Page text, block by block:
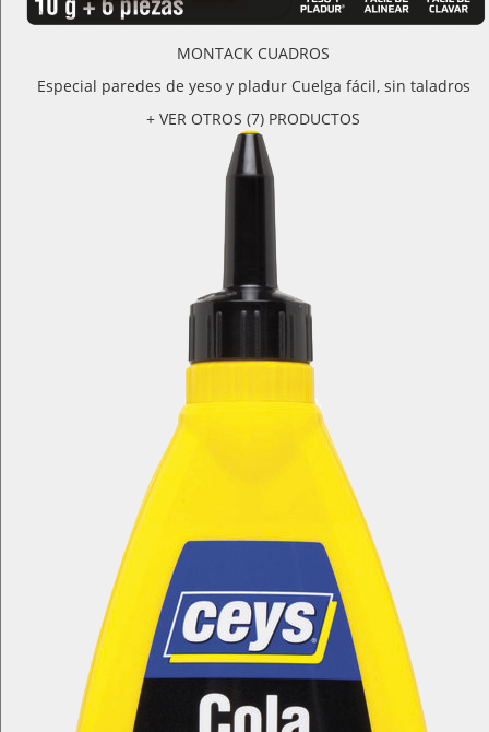
MONTACK CUADROS
Especial paredes de yeso y pladur Cuelga fácil, sin taladros
+ VER OTROS (7) PRODUCTOS